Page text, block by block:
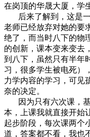
在岗顶的华晟大厦，学
后来了解到，这是一
老师已经放弃对她的要
绝了，而当时八下的物
的创新，课本变来变去
到八下，虽然只有半年
习，很多学生被电死）
力学内容的学习，可见
奈的决定。
因为只有六次课，基
本，上课我就直接开始
起步阶段，每次课两个
道，答案都不看，我也